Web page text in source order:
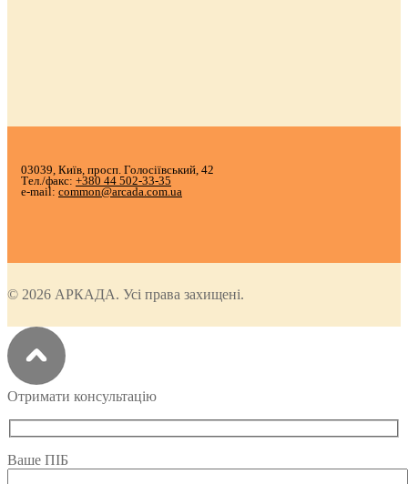
03039, Київ, просп. Голосіївський, 42
Тел./факс: +380 44 502-33-35
e-mail: common@arcada.com.ua
© 2026 АРКАДА. Усі права захищені.
Отримати консультацію
Ваше ПІБ